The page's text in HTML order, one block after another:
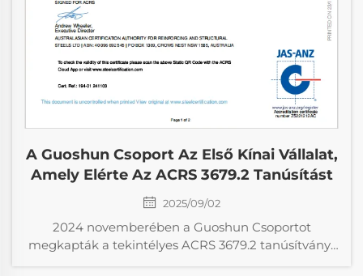
A Guoshun Csoport Az Első Kínai Vállalat,
Amely Elérte Az ACRS 3679.2 Tanúsítást
2025/09/02
2024 novemberében a Guoshun Csoportot
megkapták a tekintélyes ACRS 3679.2 tanúsítványt